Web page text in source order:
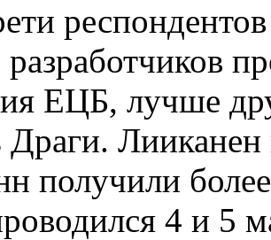
ЕЦБ, лучше
Драги. Лииканен
получили
4 и 5